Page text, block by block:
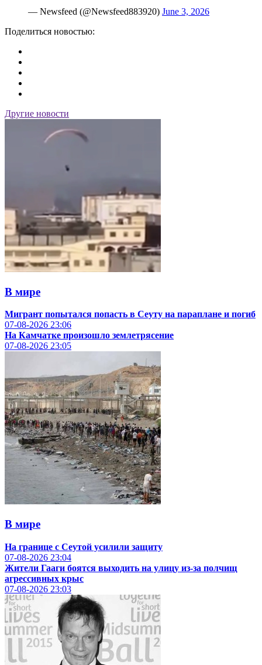
— Newsfeed (@Newsfeed883920) June 3, 2026
Поделиться новостью:
Другие новости
В мире
Мигрант попытался попасть в Сеуту на параплане и погиб
07-08-2026 23:06
На Камчатке произошло землетрясение
07-08-2026 23:05
В мире
На границе с Сеутой усилили защиту
07-08-2026 23:04
Жители Гааги боятся выходить на улицу из-за полчищ
агрессивных крыс
07-08-2026 23:03